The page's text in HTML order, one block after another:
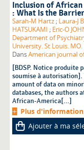
Inclusion of African
: What Is the
Sarah-M Hartz ; Laura-J
HATSUKAMI ; Eric-O
Department of
University. St Louis. MO.
DansAmerican journal
[BDSP. Notice produite
soumise à
amount of data on
databases, the authors
African-America[...]
Plus
Ajouter à ma